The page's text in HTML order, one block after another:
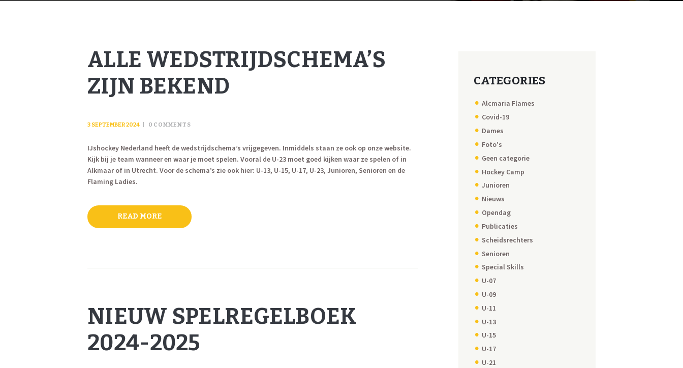
ALLE WEDSTRIJDSCHEMA’S
ZIJN BEKEND
3 SEPTEMBER 2024 0 COMMENTS
IJshockey Nederland heeft de wedstrijdschema’s vrijgegeven. Inmiddels staan ze ook op onze website.
Kijk bij je team wanneer en waar je moet spelen. Vooral de U-23 moet goed kijken waar ze spelen of in
Alkmaar of in Utrecht. Voor de schema’s zie ook hier: U-13, U-15, U-17, U-23, Junioren, Senioren en de
Flaming Ladies.
READ MORE
NIEUW SPELREGELBOEK
2024-2025
CATEGORIES
Alcmaria Flames
Covid-19
Dames
Foto's
Geen categorie
Hockey Camp
Junioren
Nieuws
Opendag
Publicaties
Scheidsrechters
Senioren
Special Skills
U-07
U-09
U-11
U-13
U-15
U-17
U-21